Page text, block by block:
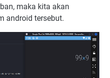
maka kita akan
android tersebut.